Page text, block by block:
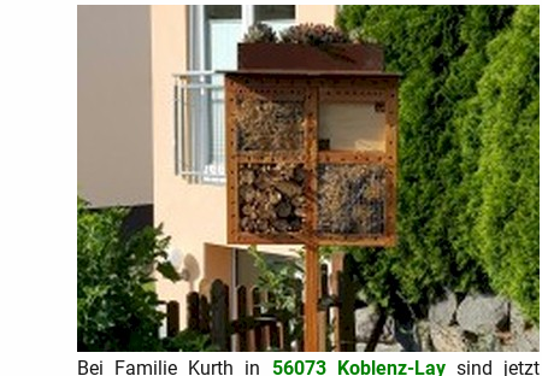
Bei Familie Kurth in 56073 Koblenz-Laysind jetzt